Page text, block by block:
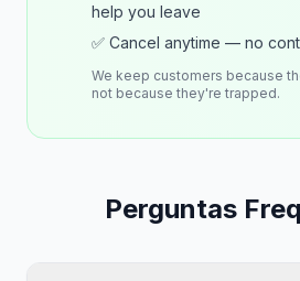
help you leave
✅ Cancel anytime — no
We keep customers because
not because they're trapped.
Perguntas